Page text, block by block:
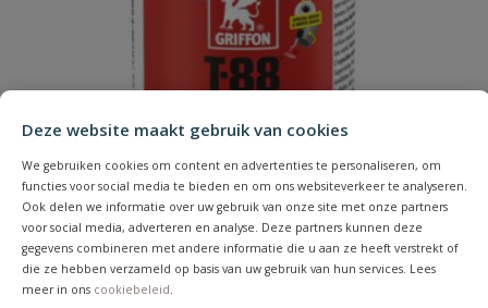
Deze website maakt gebruik van cookies
We gebruiken cookies om content en advertenties te personaliseren, om
functies voor social media te bieden en om ons websiteverkeer te analyseren.
Ook delen we informatie over uw gebruik van onze site met onze partners
voor social media, adverteren en analyse. Deze partners kunnen deze
gegevens combineren met andere informatie die u aan ze heeft verstrekt of
die ze hebben verzameld op basis van uw gebruik van hun services. Lees
meer in ons cookiebeleid
Samenvatting
Beoordeling
Beoordeling versturen
PVC lijm Griffon T-88
Inhoud: 100 t/m 5000 ml | Druk: max. 16 bar | Voor het